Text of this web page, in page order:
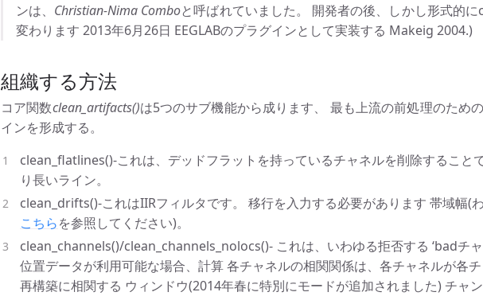
ンは、 Christian-Nima Comboと呼ばれていました。 開発者の後、しかし形式的
変わります 2013年6月26日 EEGLABのプラグインとして実装する Makeig 2004.)
組織する方法
コア関数clean_artifacts()は5つのサブ機能から成ります、 最も上流の前処理のため
インを形成する。
clean_flatlines()-これは、デッドフラットを持っているチャネルを削除すること
り長いライン。
clean_drifts()-これはIIRフィルタです。 移行を入力する必要があります 帯域幅(わ
こちらを参照してください)。
clean_channels()/clean_channels_nolocs()- これは、いわゆる拒否する ‘badチ
位置データが利用可能な場合、計算 各チャネルの相関関係は、各チャネルが各チ
再構築に相関する ウィンドウ(2014年春に特別にモードが追加されました) チャ